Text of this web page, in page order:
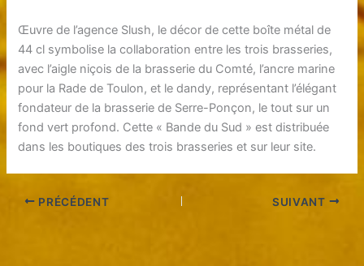
Œuvre de l’agence Slush, le décor de cette boîte métal de
44 cl symbolise la collaboration entre les trois brasseries,
avec l’aigle niçois de la brasserie du Comté, l’ancre marine
pour la Rade de Toulon, et le dandy, représentant l’élégant
fondateur de la brasserie de Serre-Ponçon, le tout sur un
fond vert profond. Cette « Bande du Sud » est distribuée
dans les boutiques des trois brasseries et sur leur site.
PRÉCÉDENT SUIVANT